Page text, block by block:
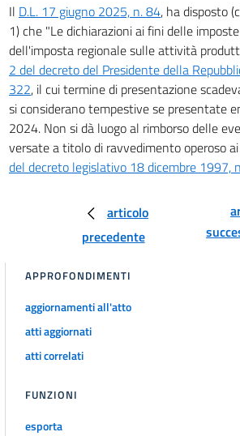
Il D.L. 17 giugno 2025, n. 84, ha disposto
1) che "Le dichiarazioni ai fini delle
dell'imposta regionale sulle attività
2 del decreto del Presidente della
322, il cui termine di presentazione
si considerano tempestive se presentate
2024. Non si dà luogo al rimborso delle
versate a titolo di ravvedimento operoso
del decreto legislativo 18 dicembre 1997,
articolo
precedente
APPROFONDIMENTI
aggiornamenti all'atto
atti aggiornati
atti correlati
FUNZIONI
esporta